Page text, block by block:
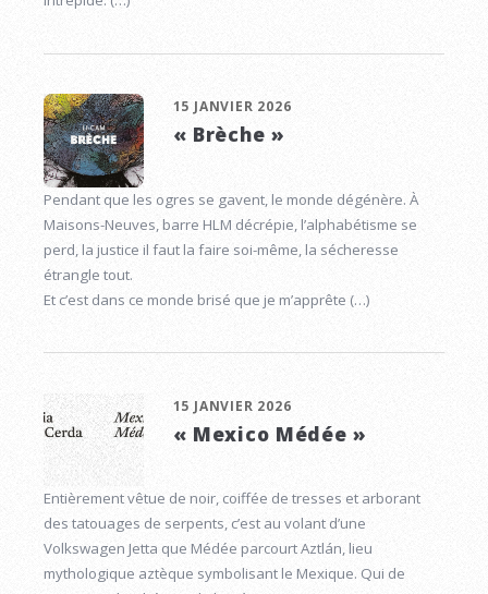
15 JANVIER 2026
« Brèche »
Pendant que les ogres se gavent, le monde dégénère. À
Maisons-Neuves, barre HLM décrépie, l’alphabétisme se
perd, la justice il faut la faire soi-même, la sécheresse
étrangle tout.
Et c’est dans ce monde brisé que je m’apprête (…)
15 JANVIER 2026
« Mexico Médée »
Entièrement vêtue de noir, coiffée de tresses et arborant
des tatouages de serpents, c’est au volant d’une
Volkswagen Jetta que Médée parcourt Aztlán, lieu
mythologique aztèque symbolisant le Mexique. Qui de